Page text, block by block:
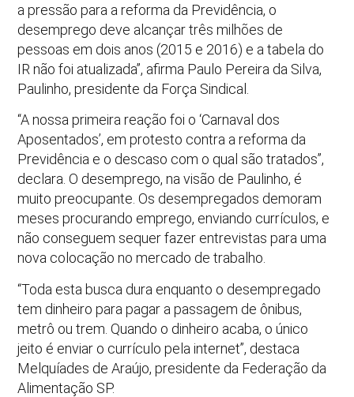
a pressão para a reforma da Previdência, o
desemprego deve alcançar três milhões de
pessoas em dois anos (2015 e 2016) e a tabela do
IR não foi atualizada”, afirma Paulo Pereira da Silva,
Paulinho, presidente da Força Sindical.
“A nossa primeira reação foi o ‘Carnaval dos
Aposentados’, em protesto contra a reforma da
Previdência e o descaso com o qual são tratados”,
declara. O desemprego, na visão de Paulinho, é
muito preocupante. Os desempregados demoram
meses procurando emprego, enviando currículos, e
não conseguem sequer fazer entrevistas para uma
nova colocação no mercado de trabalho.
“Toda esta busca dura enquanto o desempregado
tem dinheiro para pagar a passagem de ônibus,
metrô ou trem. Quando o dinheiro acaba, o único
jeito é enviar o currículo pela internet”, destaca
Melquíades de Araújo, presidente da Federação da
Alimentação SP.